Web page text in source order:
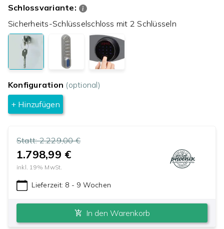
Schlossvariante:
Sicherheits-Schlüsselschloss mit 2 Schlüsseln
Konfiguration (optional)
+ Hinzufügen
Statt:2.229,00 €
1.798,99 €
inkl. 19% MwSt.
Lieferzeit: 8 - 9 Wochen
In den Warenkorb